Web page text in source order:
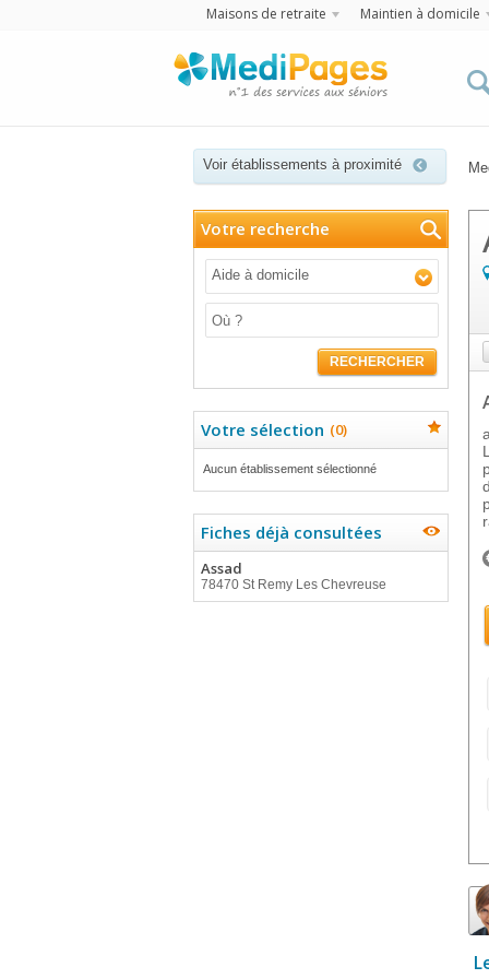
Maisons de retraite Maintien à domicile
Voir établissements à proximité
Votre recherche
Aide à domicile
RECHERCHER
Votre sélection (0)
Aucun établissement sélectionné
Fiches déjà consultées
Assad
78470 St Remy Les Chevreuse